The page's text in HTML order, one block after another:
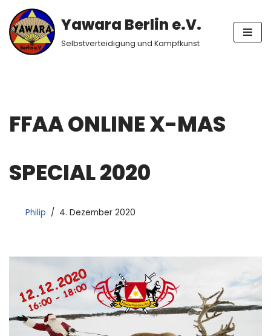
Zum
Inhalt
Yawara Berlin e.V.
Selbstverteidigung und Kampfkunst
FFAA ONLINE X-MAS
SPECIAL 2020
Philip 4. Dezember 2020